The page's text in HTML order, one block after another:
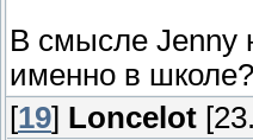
В смысле Jenny
именно в школе?
[19] Loncelot